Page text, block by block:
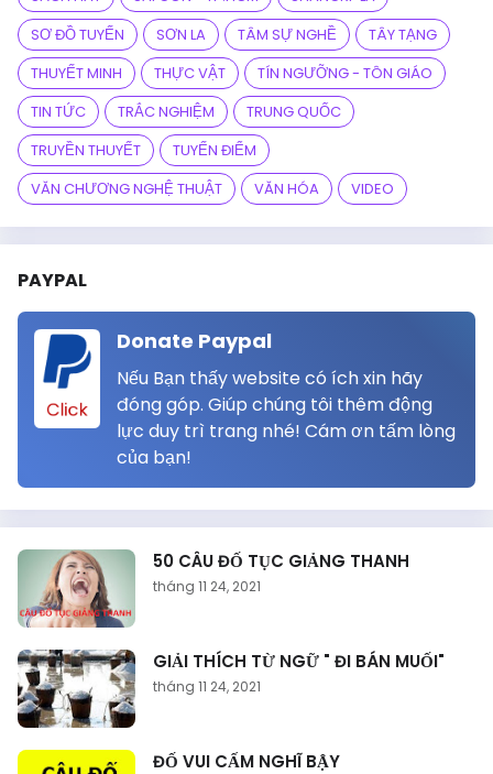
SƠ ĐỒ TUYẾN
SƠN LA TÂM SỰ NGHỀ
TÂY TẠNG
THUYẾT MINH
THỰC VẬT
TÍN NGƯỠNG - TÔN GIÁO
TIN TỨC
TRẮC NGHIỆM
TRUNG QUỐC
TRUYỀN THUYẾT
TUYẾN ĐIỂM
VĂN CHƯƠNG NGHỆ THUẬT
VĂN HÓA VIDEO
PAYPAL
Click
Donate Paypal
Nếu Bạn thấy website có ích xin hãy
đóng góp. Giúp chúng tôi thêm động
lực duy trì trang nhé! Cám ơn tấm lòng
của bạn!
50 CÂU ĐỐ TỤC GIẢNG THANH
tháng 11 24, 2021
GIẢI THÍCH TỪ NGỮ " ĐI BÁN MUỐI"
tháng 11 24, 2021
ĐỐ VUI CẤM NGHĨ BẬY